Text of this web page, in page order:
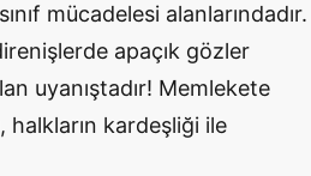
mücadelesi alanlarındadır.
apaçık gözler
uyanıştadır! Memlekete
kardeşliği ile